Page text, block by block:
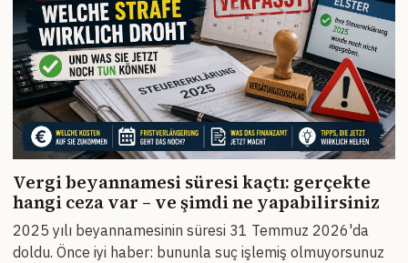
Vergi beyannamesi süresi kaçtı: gerçekte
hangi ceza var – ve şimdi ne yapabilirsiniz
2025 yılı beyannamesinin süresi 31 Temmuz 2026'da
doldu. Önce iyi haber: bununla suç işlemiş olmuyorsunuz